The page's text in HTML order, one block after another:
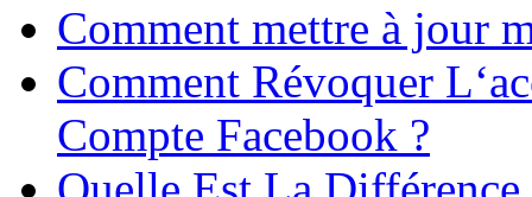
Comment mettre à jour
Comment Révoquer
Compte Facebook ?